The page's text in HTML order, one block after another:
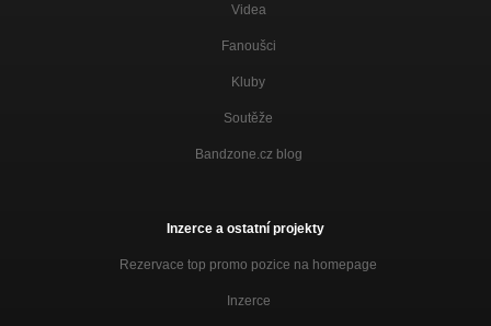
Videa
Fanoušci
Kluby
Soutěže
Bandzone.cz blog
Inzerce a ostatní projekty
Rezervace top promo pozice na homepage
Inzerce